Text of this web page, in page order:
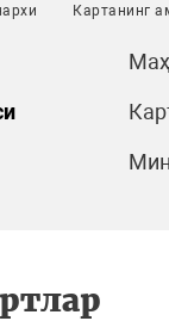
Картанинг